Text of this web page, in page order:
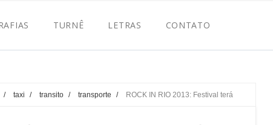
TURNÊ LETRAS CONTATO
/ taxi / transito / transporte /
ROCK IN RIO 2013: Festival terá